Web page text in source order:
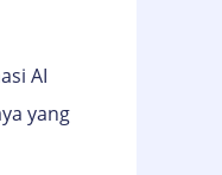
AI
yang